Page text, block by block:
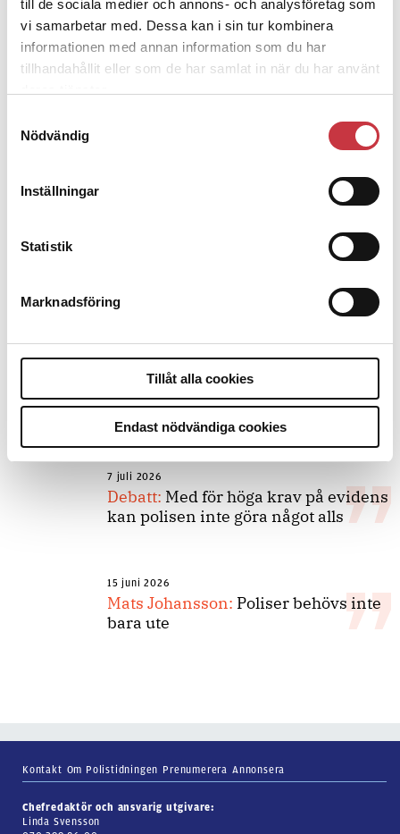
till de sociala medier och annons- och analysföretag som
vi samarbetar med. Dessa kan i sin tur kombinera
informationen med annan information som du har
tillhandahållit eller som de har samlat in när du har använt
Nödvändig
Inställningar
Statistik
Marknadsföring
Tillåt alla cookies
Endast nödvändiga cookies
4 juni 2026
Polisregionen erkänner fel: ”Kommer
Debatt
forskarnas motiv
Replik:Det är inte evidenskrav som
bakbinder polisen
7 juli 2026
Debatt: Med för höga krav på evidens
kan polisen inte göra något alls
15 juni 2026
Mats Johansson: Poliser behövs inte
bara ute
Kontakt Om Polistidningen Prenumerera Annonsera
Chefredaktör och ansvarig utgivare:
Linda Svensson